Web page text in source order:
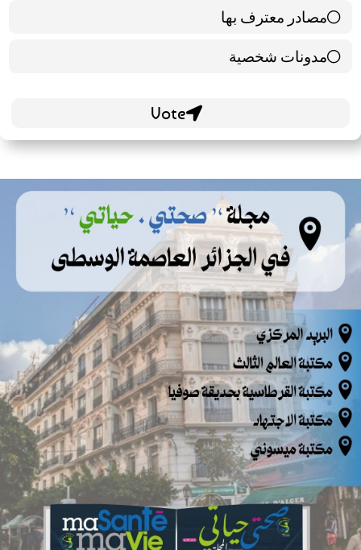
مصادر معترف بها
39 ( 65 % )
مدونات شخصية
21 ( 35 % )